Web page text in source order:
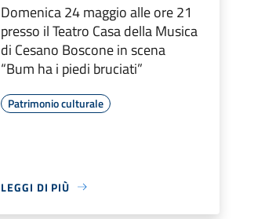
Domenica 24 maggio alle ore 21
presso il Teatro Casa della Musica
di Cesano Boscone in scena
“Bum ha i piedi bruciati”
Patrimonio culturale
LEGGI DI PIÙ